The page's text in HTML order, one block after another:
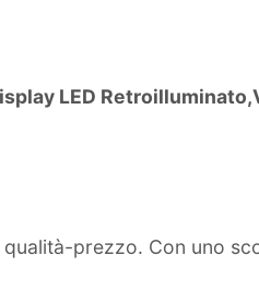
LED
prezzo. Con uno